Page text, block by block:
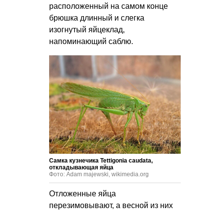
расположенный на самом конце
брюшка длинный и слегка
изогнутый яйцеклад,
напоминающий саблю.
Самка кузнечика Tettigonia caudata,
откладывающая яйца
Фото: Adam majewski, wikimedia.org
Отложенные яйца
перезимовывают, а весной из них